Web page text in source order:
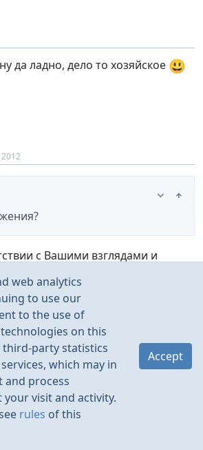
да ладно, дело то хозяйское 😃
с Вашими взглядами и
лучше
диалектика развития.Главное
в процессе!
web analytics
to use our
to the use of
on this
party statistics
which may in
and process
visit and activity.
rules of this
Accept